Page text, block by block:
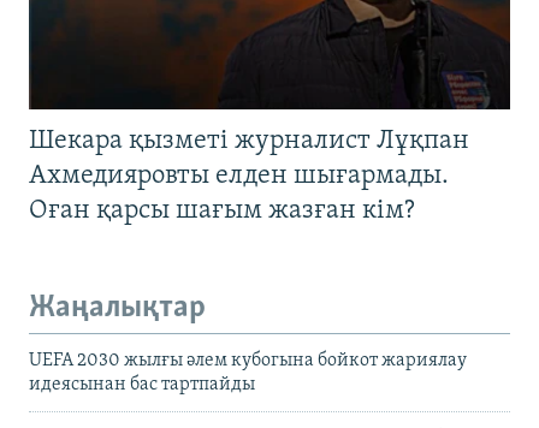
Шекара қызметі журналист Лұқпан
Ахмедияровты елден шығармады.
Оған қарсы шағым жазған кім?
Жаңалықтар
UEFA 2030 жылғы әлем кубогына бойкот жариялау
идеясынан бас тартпайды